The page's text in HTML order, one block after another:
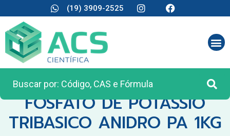
(19) 3909-2525
CATEGORIA:REAGENTES ANALÍTICOS
FOSFATO DE POTASSIO
TRIBASICO ANIDRO PA 1KG